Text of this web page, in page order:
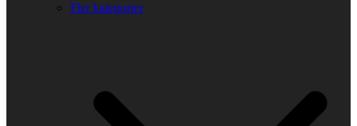
Fler kategorier